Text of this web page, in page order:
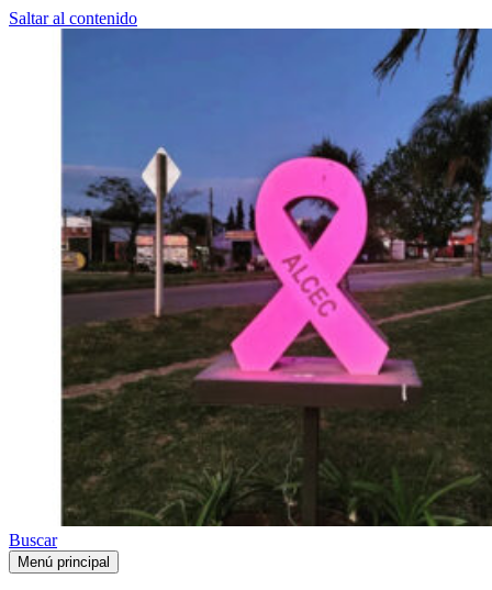
Saltar al contenido
Buscar
Menú principal